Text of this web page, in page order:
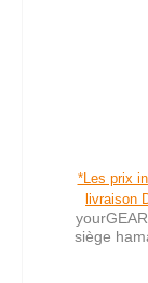
*Les prix
livraison
siège